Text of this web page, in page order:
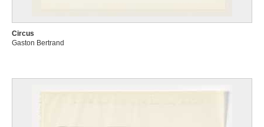
Circus
Gaston Bertrand